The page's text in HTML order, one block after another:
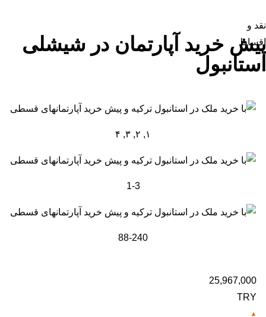
نقد و
اقساط
پیش خرید آپارتمان در شیشلی
استانبول
۱, ۲, ۳, ۴
1-3
88-240
25,967,000
TRY